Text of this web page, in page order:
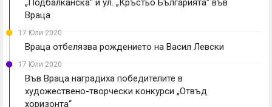
„Подбалканска“ и ул. „Кръстьо Българията“ във
Враца
17 Юли 2020
Враца отбелязва рождението на Васил Левски
17 Юли 2020
Във Враца наградиха победителите в
художествено-творчески конкурси „Отвъд
хоризонта“